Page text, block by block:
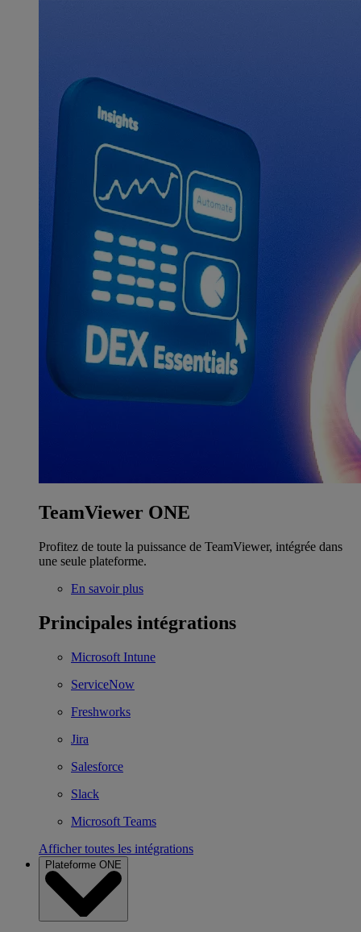
TeamViewer ONE
Profitez de toute la puissance de TeamViewer, intégrée dans
une seule plateforme.
En savoir plus
Principales intégrations
Microsoft Intune
ServiceNow
Freshworks
Jira
Salesforce
Slack
Microsoft Teams
Afficher toutes les intégrations
Plateforme ONE